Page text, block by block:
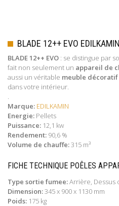
BLADE 12++ EVO EDILKAMIN
BLADE 12++ EVO : se distingue par
fait non seulement un appareil de
aussi un véritable meuble décoratif
dans votre intérieur.
.
Marque: EDILKAMIN
Energie: Pellets
Puissance: 12,1 kw
Rendement: 90,6 %
Volume de chauffe:315 m³
FICHE TECHNIQUE POÊLES
Type sortie fumee:Arrière, Dessus
Dimension:345 x 900 x 1130 mm
Poids: 175 kg